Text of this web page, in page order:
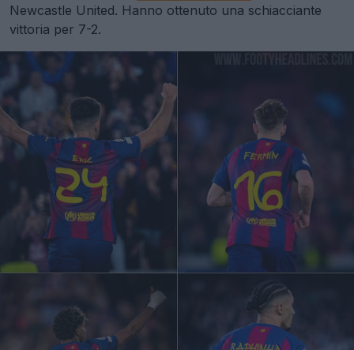
Newcastle United. Hanno ottenuto una schiacciante
vittoria per 7-2.